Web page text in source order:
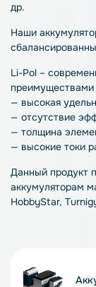
др.
Наши
Li-Pol –
преимуществами
— высокая
— отсутствие
— толщина
— высокие токи
Данный продукт
аккумуляторам
HobbyStar,